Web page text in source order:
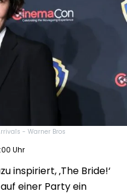
- Warner Bros
Uhr
inspiriert, ‚The Bride!‘
einer Party ein